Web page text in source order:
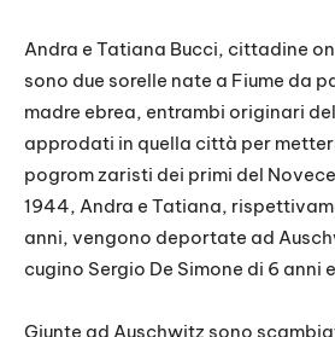
Andra e Tatiana Bucci, cittadine
sono due sorelle nate a Fiume da
madre ebrea, entrambi originari
approdati in quella città per
pogrom zaristi dei primi del
1944, Andra e Tatiana,
anni, vengono deportate ad
cugino Sergio De Simone di 6 anni
Giunte ad Auschwitz sono